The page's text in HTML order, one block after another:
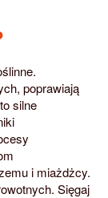
poprawiają
silne
i miażdżcy.
Sięgaj